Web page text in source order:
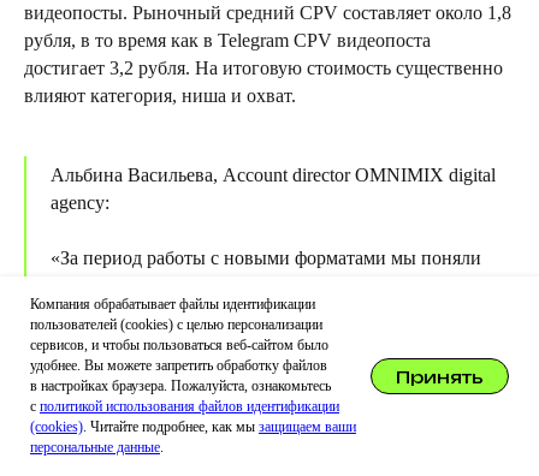
видеопосты. Рыночный средний CPV составляет около 1,8
рубля, в то время как в Telegram CPV видеопоста
достигает 3,2 рубля. На итоговую стоимость существенно
влияют категория, ниша и охват.
Альбина Васильева, Account director OMNIMIX digital
agency:
«За период работы с новыми форматами мы поняли
отлично работают для mass-awareness, но если нужна
глубокая вовлеченность — подключайте микро-
блогеров. Shorts дают космические охваты, но сложные
продукты там не будет сложно продать.
Самый важный инсайт — не гоняться за одной
метрикой. CPV в 50 копеек в Shorts может быть менее
Компания обрабатывает файлы идентификации
пользователей (cookies) с целью персонализации
сервисов, и чтобы пользоваться веб-сайтом было
удобнее. Вы можете запретить обработку файлов
в настройках браузера. Пожалуйста, ознакомьтесь
с политикой использования файлов идентификации
(cookies). Читайте подробнее, как мы защищаем ваши
персональные данные.
Принять
Политика обработки персональных данных
Согласие на обработку персональных данных
Политика использования данных (cookies)
Согласие на получение рассылок
Подписывайтесь на еженедельную рассылку
о диджитал инструментах, новинках
и исследованиях!
персональных данныхи даю согласие на обработку моих
персональных данных
Я согласен получать
ПОДПИСАТЬСЯ